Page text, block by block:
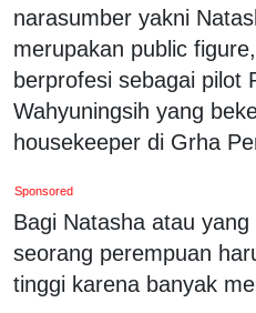
narasumber yakni
merupakan public
berprofesi sebagai pilot
Wahyuningsih yang
housekeeper di Grha
Sponsored
Bagi Natasha atau
seorang perempuan
tinggi karena banyak